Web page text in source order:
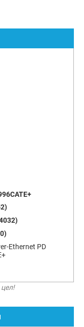
Ethernet PD